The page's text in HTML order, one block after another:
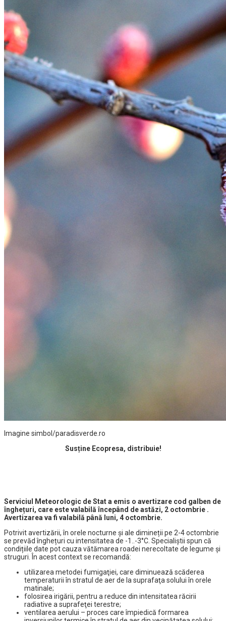
Imagine simbol/paradisverde.ro
Susține Ecopresa, distribuie!
Serviciul Meteorologic de Stat a emis o avertizare cod galben de
înghețuri, care este valabilă începând de astăzi, 2 octombrie .
Avertizarea va fi valabilă până luni, 4 octombrie.
Potrivit avertizării, în orele nocturne și ale dimineții pe 2-4 octombrie
se prevăd înghețuri cu intensitatea de -1..-3°С. Specialiștii spun că
condițiile date pot cauza vătămarea roadei nerecoltate de legume şi
struguri. În acest context se recomandă:
utilizarea metodei fumigaţiei, care diminuează scăderea
temperaturii în stratul de aer de la suprafaţa solului în orele
matinale;
folosirea irigării, pentru a reduce din intensitatea răcirii
radiative a suprafeţei terestre;
ventilarea aerului – proces care împiedică formarea